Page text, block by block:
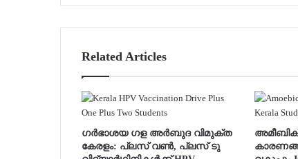
Related Articles
ഗർഭാശയ ഗള അർബുദ വിമുക്ത
കേരളം: പ്ലസ് വൺ, പ്ലസ് ടു
അമീബിക്